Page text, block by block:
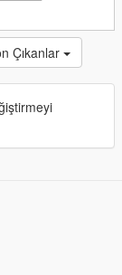
Çıkanlar